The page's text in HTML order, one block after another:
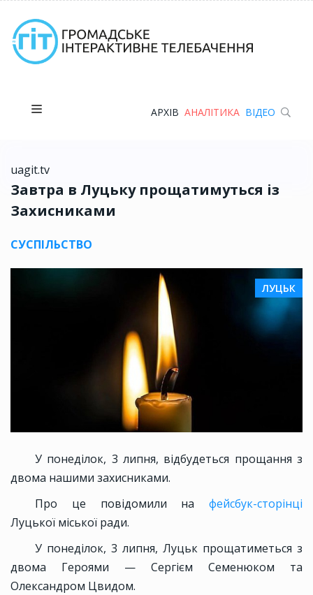
АРХІВ АНАЛІТИКА ВІДЕО
uagit.tv
Завтра в Луцьку прощатимуться із
Захисниками
СУСПІЛЬСТВО
ЛУЦЬК
У понеділок, 3 липня, відбудеться прощання з
двома нашими захисниками.
Про це повідомили на фейсбук-сторінці
Луцької міської ради.
У понеділок, 3 липня, Луцьк прощатиметься з
двома Героями — Сергієм Семенюком та
Олександром Цвидом.